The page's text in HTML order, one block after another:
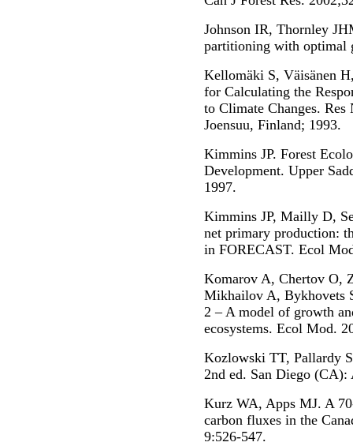
Johnson IR, Thornley
partitioning with optimal
Kellomäki S, Väisänen
for Calculating the
to Climate Changes.
Joensuu, Finland; 1993.
Kimmins JP. Forest
Development. Upper
1997.
Kimmins JP, Mailly D,
net primary production:
in FORECAST. Ecol
Komarov A, Chertov O,
Mikhailov A, Bykhovets
2 – A model of growth
ecosystems. Ecol Mod.
Kozlowski TT, Pallardy
2nd ed. San Diego (CA):
Kurz WA, Apps MJ. A
carbon fluxes in the
9:526-547.